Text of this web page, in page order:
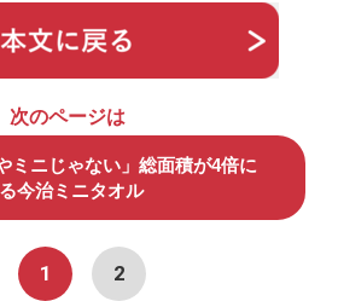
次のページは
ミニじゃない」総面積が4倍に
今治ミニタオル
1 2